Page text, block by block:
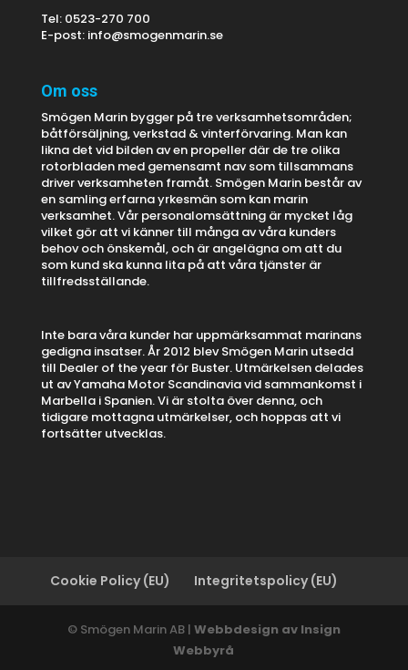
Tel: 0523-270 700
E-post: info@smogenmarin.se
Om oss
Smögen Marin bygger på tre verksamhetsområden;
båtförsäljning, verkstad & vinterförvaring. Man kan
likna det vid bilden av en propeller där de tre olika
rotorbladen med gemensamt nav som tillsammans
driver verksamheten framåt. Smögen Marin består av
en samling erfarna yrkesmän som kan marin
verksamhet. Vår personalomsättning är mycket låg
vilket gör att vi känner till många av våra kunders
behov och önskemål, och är angelägna om att du
som kund ska kunna lita på att våra tjänster är
tillfredsställande.
Inte bara våra kunder har uppmärksammat marinans
gedigna insatser. År 2012 blev Smögen Marin utsedd
till Dealer of the year för Buster. Utmärkelsen delades
ut av Yamaha Motor Scandinavia vid sammankomst i
Marbella i Spanien. Vi är stolta över denna, och
tidigare mottagna utmärkelser, och hoppas att vi
fortsätter utvecklas.
Cookie Policy (EU) Integritetspolicy (EU)
© Smögen Marin AB | Webbdesign av Insign
Webbyrå